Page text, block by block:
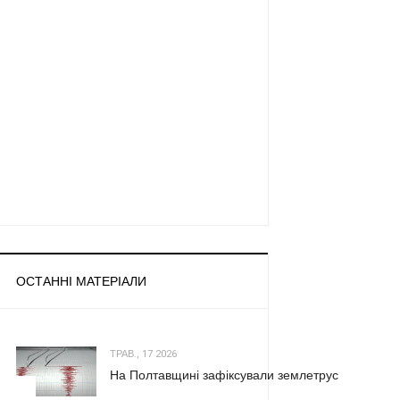
ОСТАННІ МАТЕРІАЛИ
ТРАВ., 17 2026
На Полтавщині зафіксували землетрус